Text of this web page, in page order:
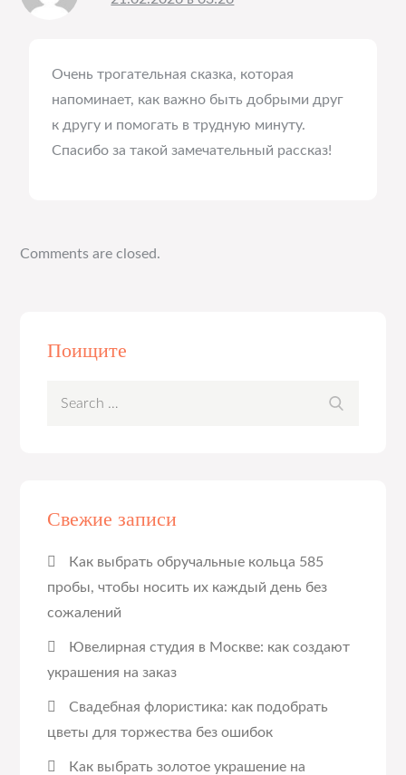
Очень трогательная сказка, которая
напоминает, как важно быть добрыми друг
к другу и помогать в трудную минуту.
Спасибо за такой замечательный рассказ!
Comments are closed.
Поищите
Свежие записи
Как выбрать обручальные кольца 585
пробы, чтобы носить их каждый день без
сожалений
Ювелирная студия в Москве: как создают
украшения на заказ
Свадебная флористика: как подобрать
цветы для торжества без ошибок
Как выбрать золотое украшение на